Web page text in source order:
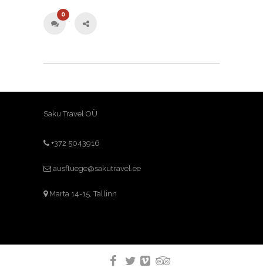
0
Saku Travel OÜ
+372 5043916
ausfluege@sakutravel.ee
Marta 14-15, Tallinn